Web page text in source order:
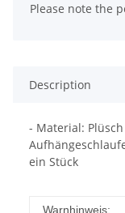
Please note the
Description
- Material:
ein Stück
Warnhinweis: